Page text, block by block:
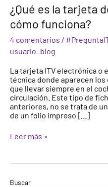
¿Qué es la tarjeta
cómo funciona?
4 comentarios /
usuario_blog
La tarjeta ITV electrónica o
técnica donde aparecen
que llevar siempre en el
circulación. Este tipo de
anteriores, no se trata de
de un folio impreso […]
¿Qué
es
la
de
ITV
y
cómo
funciona?
Leer más »
Buscar